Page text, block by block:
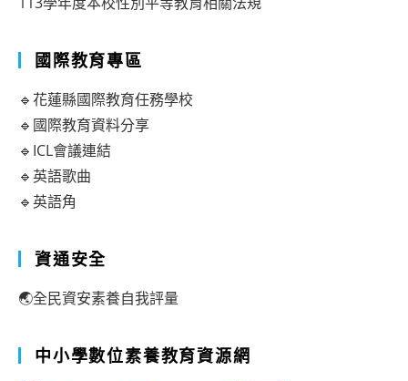
國際教育專區
🔹花蓮縣國際教育任務學校
🔹國際教育資料分享
🔹ICL會議連結
🔹英語歌曲
🔹英語角
資通安全
🌏全民資安素養自我評量
中小學數位素養教育資源網